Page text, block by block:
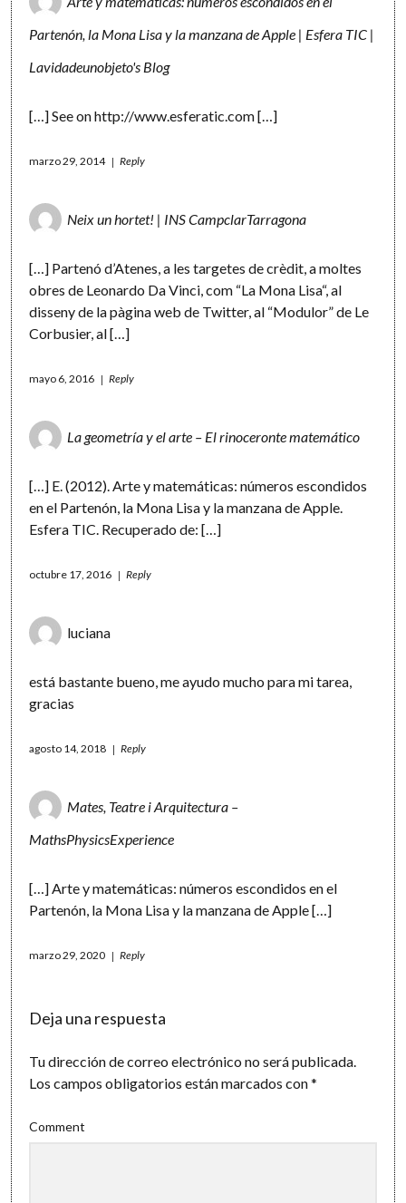
Partenón, la Mona Lisa y la manzana de Apple | Esfera TIC |
Lavidadeunobjeto's Blog
[…] See onhttp://www.esferatic.com[…]
marzo 29, 2014 Reply
Neix un hortet! | INS CampclarTarragona
[…] Partenó d’Atenes, a les targetes de crèdit, a moltes
obres de Leonardo Da Vinci, com “La Mona Lisa“, al
disseny de la pàgina web de Twitter, al “Modulor” de Le
Corbusier, al […]
mayo 6, 2016 Reply
La geometría y el arte – El rinoceronte matemático
[…] E. (2012). Arte y matemáticas: números escondidos
en el Partenón, la Mona Lisa y la manzana de Apple.
Esfera TIC. Recuperado de: […]
octubre 17, 2016 Reply
luciana
está bastante bueno, me ayudo mucho para mi tarea,
gracias
agosto 14, 2018 Reply
Mates, Teatre i Arquitectura –
MathsPhysicsExperience
[…] Arte y matemáticas: números escondidos en el
Partenón, la Mona Lisa y la manzana de Apple […]
marzo 29, 2020 Reply
Deja una respuesta
Tu dirección de correo electrónico no será publicada.
Los campos obligatorios están marcados con*
Comment